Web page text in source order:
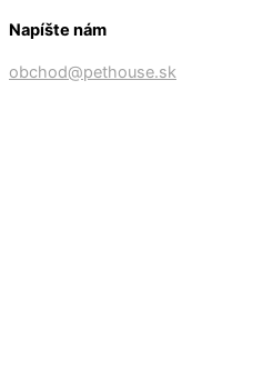
Napíšte nám
obchod@pethouse.sk